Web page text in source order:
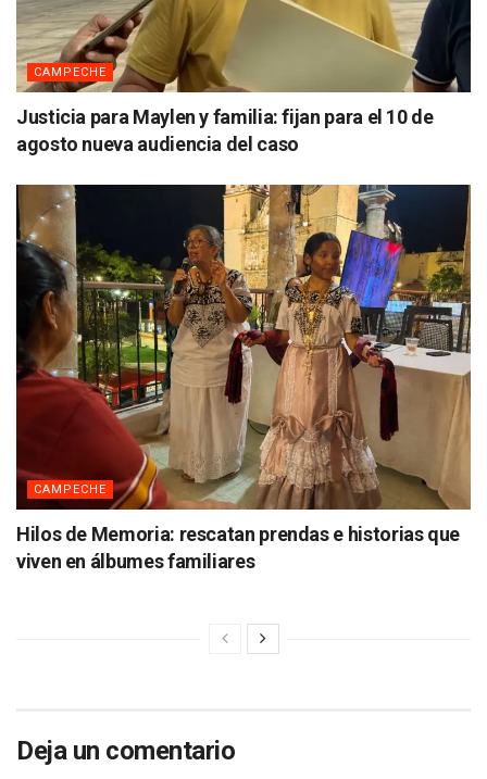
CAMPECHE
Justicia para Maylen y familia: fijan para el 10 de
agosto nueva audiencia del caso
CAMPECHE
Hilos de Memoria: rescatan prendas e historias que
viven en álbumes familiares
Deja un comentario